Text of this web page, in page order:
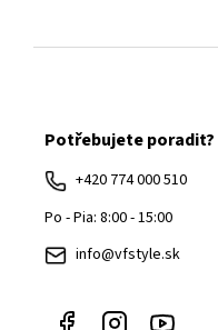
Potřebujete poradit?
+420 774 000 510
Po - Pia: 8:00 - 15:00
info@vfstyle.sk